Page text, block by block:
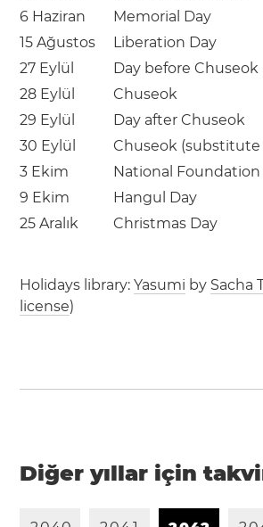
6 Haziran
Memorial Day
15 Ağustos
Liberation Day
27 Eylül
Day before Chuseok
28 Eylül
Chuseok
29 Eylül
Day after Chuseok
30 Eylül
Chuseok (substitute
3 Ekim
National Foundation
9 Ekim
Hangul Day
25 Aralık
Christmas Day
Holidays library:Yasumi by Sacha
license)
Diğer yıllar için